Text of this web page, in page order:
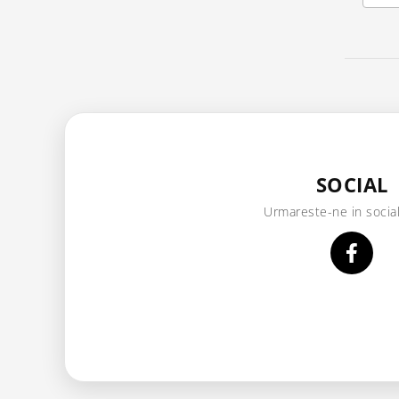
Cleste si set clesti
Scule sistem franare
SOCIAL
Urmareste-ne in